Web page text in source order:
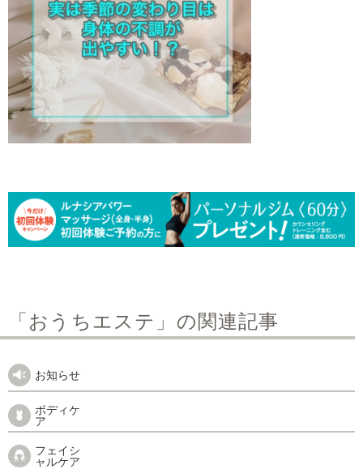
「おうちエステ」の関連記事
お知らせ
ボディケ
ア
フェイシ
ャルケア